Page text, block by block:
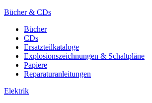
Bücher & CDs
Bücher
CDs
Ersatzteilkataloge
Explosionszeichnungen & Schaltpläne
Papiere
Reparaturanleitungen
Elektrik